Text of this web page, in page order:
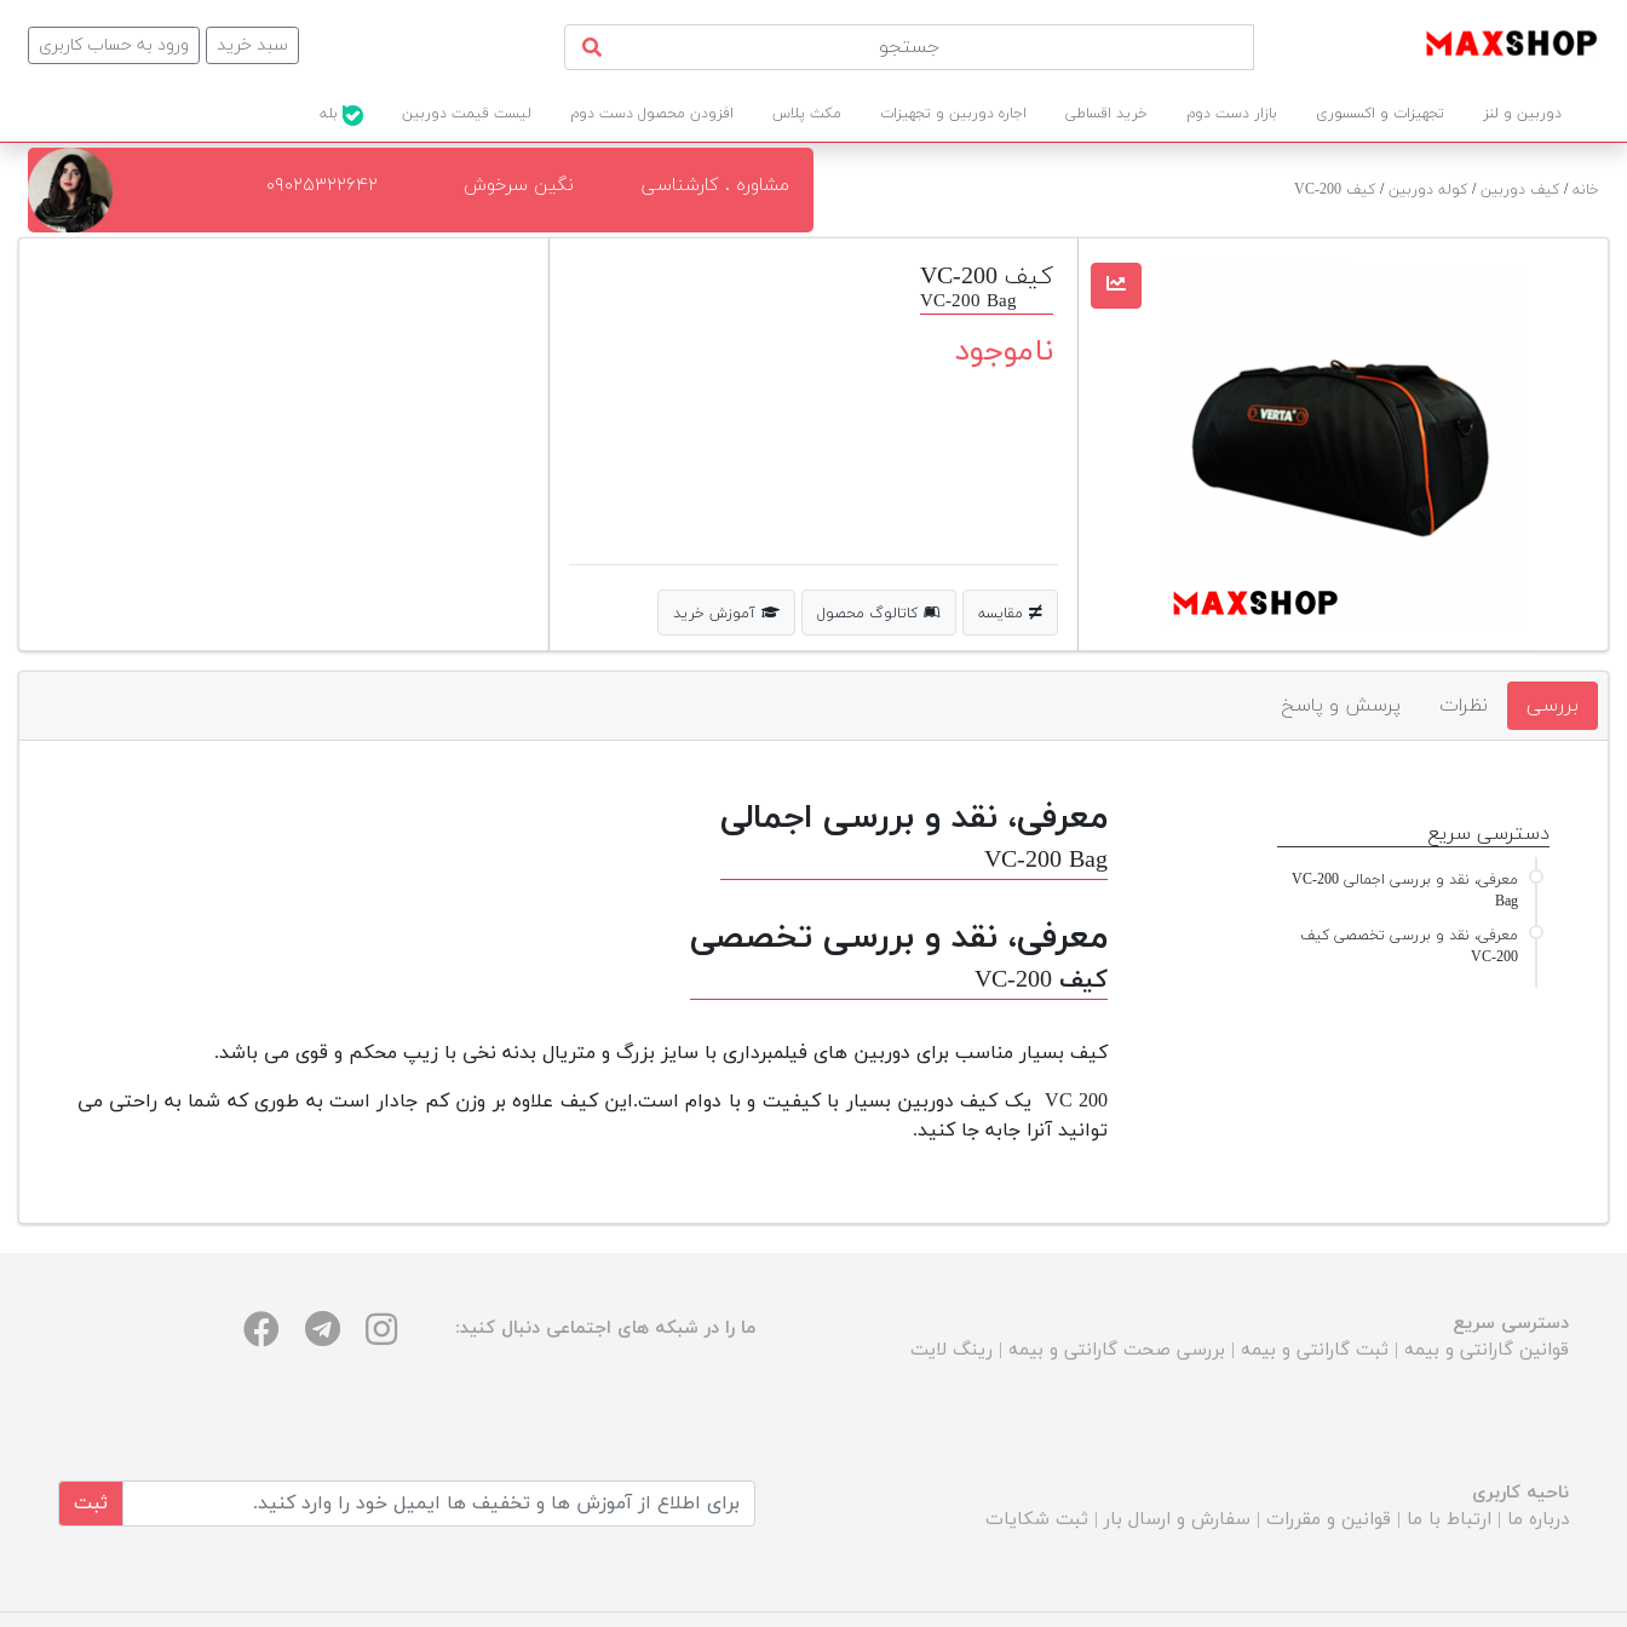
ورود به حساب کاربری سبد خرید
دوربین و لنز تجهیزات و اکسسوری بازار دست دوم خرید اقساطی اجاره دوربین و تجهیزات مکث پلاس افزودن محصول دست دوم لیست قیمت دوربین
خانه/ کیف دوربین/ کوله دوربین/ کیف VC-200 مشاوره . کارشناسی نگین سرخوش ۰۹۰۲۵۳۲۲۶۴۲
کیف VC-200
VC-200 Bag
ناموجود
مقایسه کاتالوگ محصول آموزش خرید
بررسی نظرات پرسش و پاسخ
معرفی، نقد و بررسی اجمالی
VC-200 Bag
معرفی، نقد و بررسی تخصصی
کیف VC-200
کیف بسیار مناسب برای دوربین های فیلمبرداری با سایز بزرگ و متریال بدنه نخی با زیپ محکم و قوی می باشد.
VC 200 یک کیف دوربین بسیار با کیفیت و با دوام است.این کیف علاوه بر وزن کم جادار است به طوری که شما به راحتی می
توانید آنرا جابه جا کنید.
دسترسی سریع
معرفی، نقد و بررسی اجمالی VC-200
Bag
معرفی، نقد و بررسی تخصصی کیف
VC-200
دسترسی سریع
قوانین گارانتی و بیمه | ثبت گارانتی و بیمه | بررسی صحت گارانتی و بیمه | رینگ لایت
ما را در شبکه های اجتماعی دنبال کنید:
ناحیه کاربری
درباره ما | ارتباط با ما | قوانین و مقررات | سفارش و ارسال بار | ثبت شکایات
ثبت